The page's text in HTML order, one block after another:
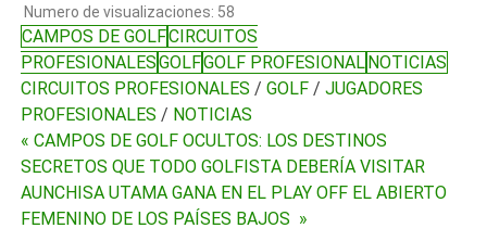
Numero de visualizaciones: 58
CAMPOS DE GOLFCIRCUITOS
PROFESIONALESGOLFGOLF PROFESIONALNOTICIAS
CIRCUITOS PROFESIONALES /GOLF /JUGADORES
PROFESIONALES / NOTICIAS
Navegación
de
entradas
« CAMPOS DE GOLF OCULTOS: LOS DESTINOS
SECRETOS QUE TODO GOLFISTA DEBERÍA VISITAR
AUNCHISA UTAMA GANA EN EL PLAY OFF EL ABIERTO
FEMENINO DE LOS PAÍSES BAJOS »